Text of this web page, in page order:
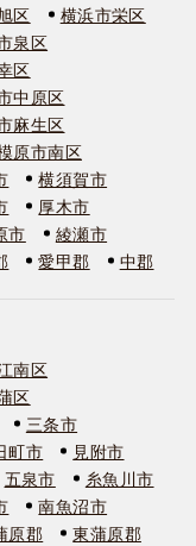
区
横浜市栄区
泉区
区
中原区
麻生区
原市南区
横須賀市
厚木市
市
綾瀬市
愛甲郡 中郡
南区
区
三条市
町市
見附市
五泉市
糸魚川市
南魚沼市
原郡
東蒲原郡